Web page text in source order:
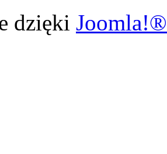
dzięki Joomla!®